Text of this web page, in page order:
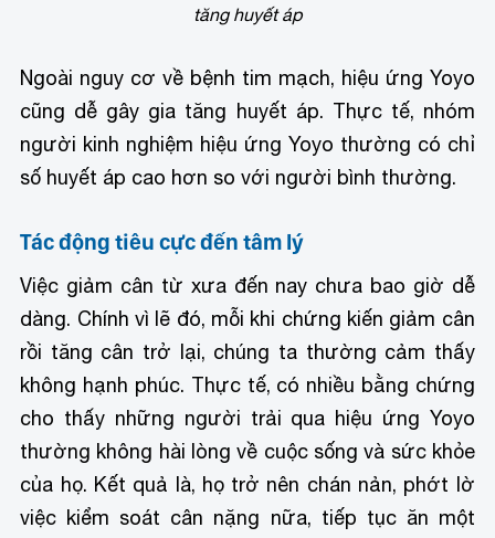
tăng huyết áp
Ngoài nguy cơ về bệnh tim mạch, hiệu ứng Yoyo
cũng dễ gây gia tăng huyết áp. Thực tế, nhóm
người kinh nghiệm hiệu ứng Yoyo thường có chỉ
số huyết áp cao hơn so với người bình thường.
Tác động tiêu cực đến tâm lý
Việc giảm cân từ xưa đến nay chưa bao giờ dễ
dàng. Chính vì lẽ đó, mỗi khi chứng kiến giảm cân
rồi tăng cân trở lại, chúng ta thường cảm thấy
không hạnh phúc. Thực tế, có nhiều bằng chứng
cho thấy những người trải qua hiệu ứng Yoyo
thường không hài lòng về cuộc sống và sức khỏe
của họ. Kết quả là, họ trở nên chán nản, phớt lờ
việc kiểm soát cân nặng nữa, tiếp tục ăn một